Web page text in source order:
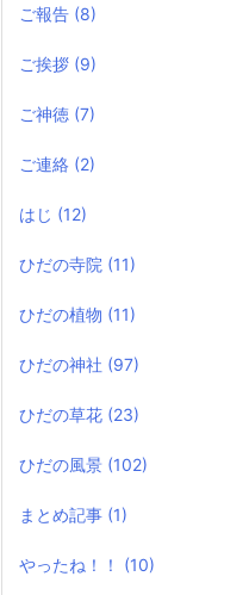
ご報告 (8)
ご挨拶 (9)
ご神徳 (7)
ご連絡 (2)
はじ (12)
ひだの寺院 (11)
ひだの植物 (11)
ひだの神社 (97)
ひだの草花 (23)
ひだの風景 (102)
まとめ記事 (1)
やったね！！ (10)